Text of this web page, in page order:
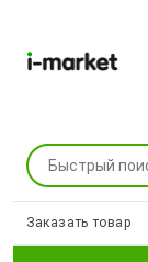
Заказать товар